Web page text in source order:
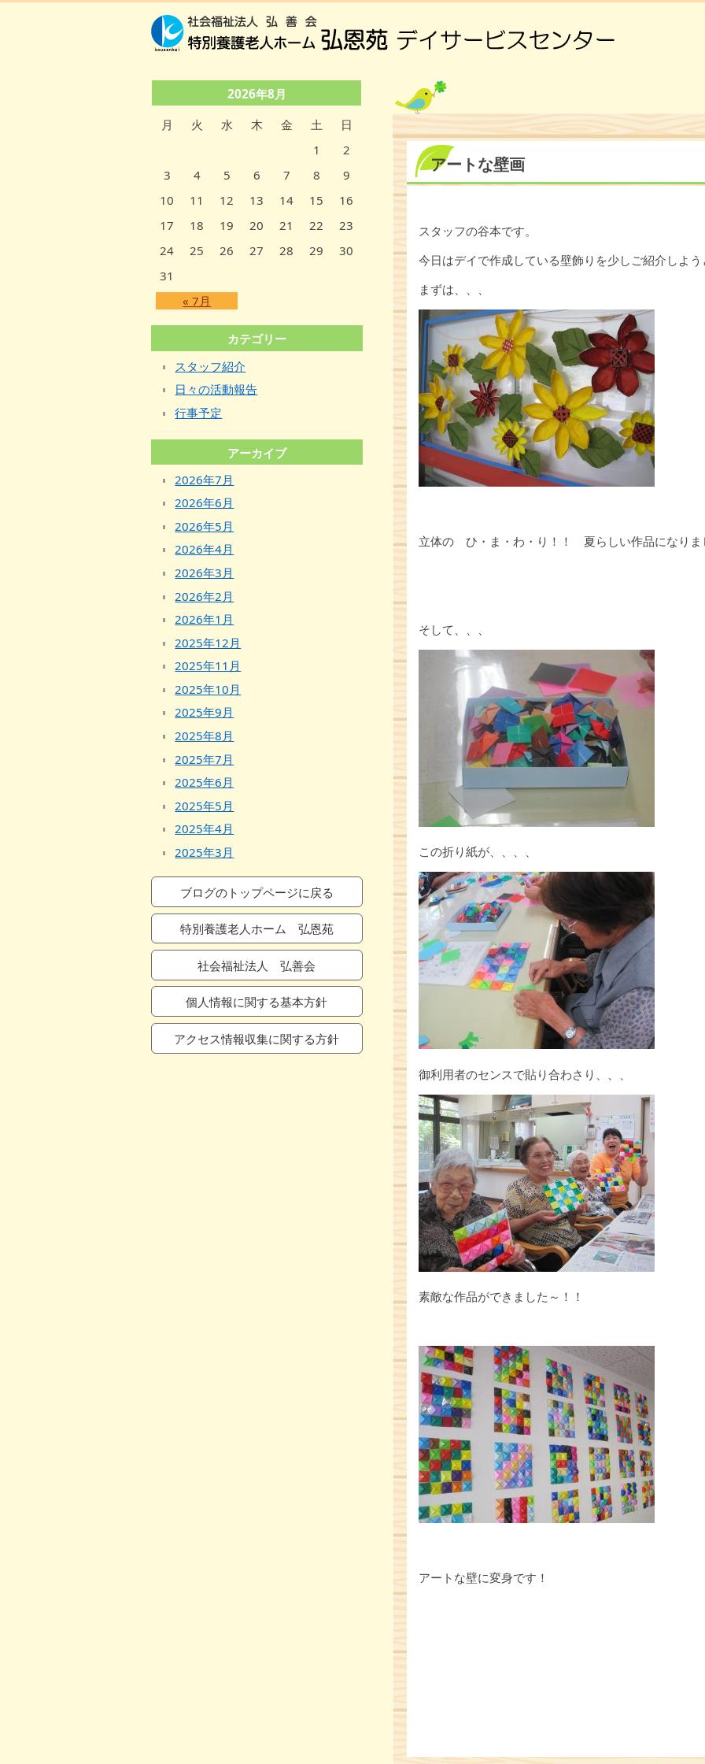
アートな壁画
スタッフの谷本です。
今日はデイで作成している壁飾りを少しご紹介しよ
まずは、、、
立体の ひ・ま・わ・り！！ 夏らしい作品になりま
そして、、、
この折り紙が、、、、
御利用者のセンスで貼り合わさり、、、
素敵な作品ができました～！！
アートな壁に変身です！
2026年8月
月
火 水 木 金 土 日
« 7月
1
2
3
4 5 6 7 8
9
10
11 12 13 14 15
16
17
18 19 20 21 22
23
24
25 26 27 28 29
30
31
カテゴリー
スタッフ紹介
日々の活動報告
行事予定
アーカイブ
2026年7月
2026年6月
2026年5月
2026年4月
2026年3月
2026年2月
2026年1月
2025年12月
2025年11月
2025年10月
2025年9月
2025年8月
2025年7月
2025年6月
2025年5月
2025年4月
2025年3月
2025年2月
2025年1月
2024年12月
2024年11月
2024年10月
2024年9月
2024年8月
2024年7月
ブログのトップページに戻る
特別養護老人ホーム 弘恩苑
社会福祉法人 弘善会
個人情報に関する基本方針
アクセス情報収集に関する方針